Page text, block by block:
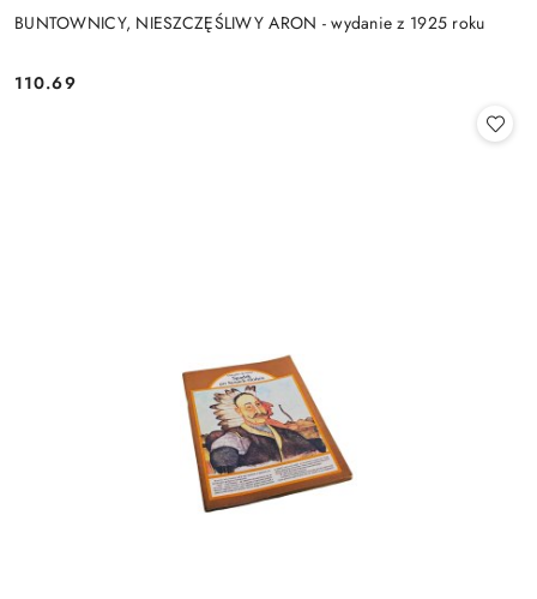
BUNTOWNICY, NIESZCZĘŚLIWY ARON - wydanie z 1925 roku
Cena:
110.69